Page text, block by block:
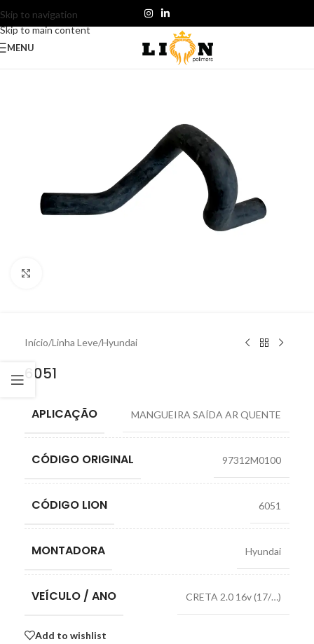
Skip to navigation
Skip to main content
MENU
Início/Linha Leve/Hyundai
6051
APLICAÇÃO MANGUEIRA SAÍDA AR QUENTE
CÓDIGO ORIGINAL 97312M0100
CÓDIGO LION 6051
MONTADORA Hyundai
VEÍCULO / ANO CRETA 2.0 16v (17/…)
Add to wishlist